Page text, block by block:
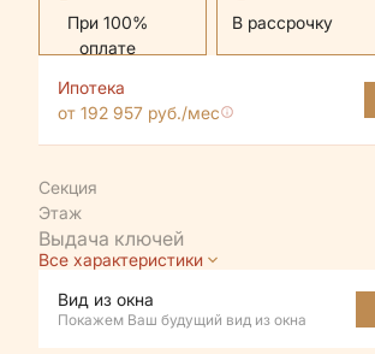
Стандартная В рассрочку
Ипотека
от 192 957 руб./мес
Секция
Этаж
Все характеристики
Вид из окна
Покажем Ваш будущий вид из окна